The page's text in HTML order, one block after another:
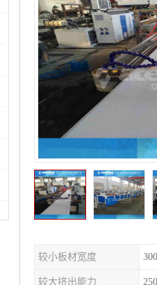
较小板材宽度
较大挤出能力